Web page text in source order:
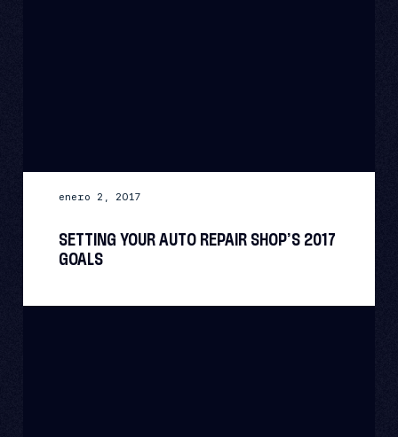
enero 2, 2017
SETTING YOUR AUTO REPAIR SHOP’S 2017
GOALS